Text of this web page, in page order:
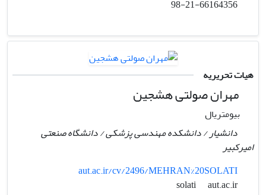
هیات تحریریه
مهران صولتی هشجین
بیومتریال
دانشیار / دانشکده مهندسی پزشکی / دانشگاه صنعتی
امیرکبیر
aut.ac.ir/cv/2496/MEHRAN%20SOLATI
solati
aut.ac.ir